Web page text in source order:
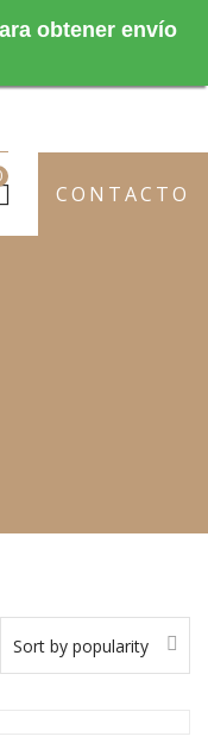
CONTACTO
Sort by popularity
obtener envío